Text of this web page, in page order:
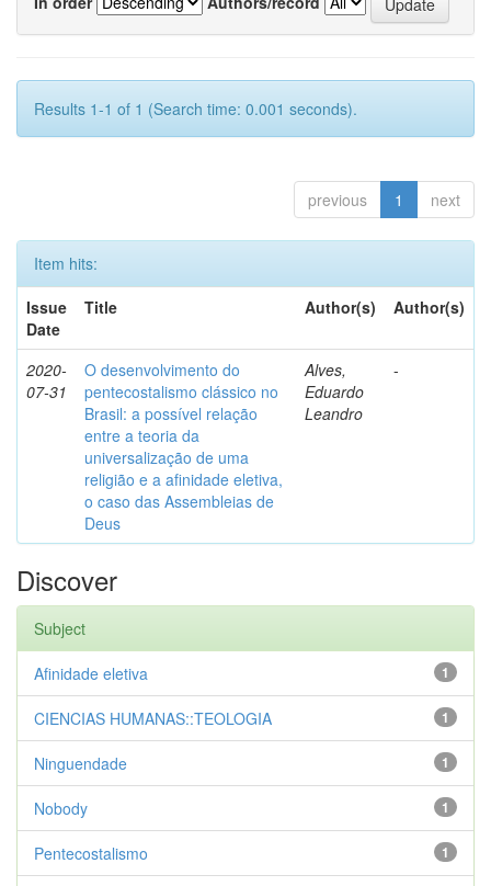
Results 1-1 of 1 (Search time: 0.001 seconds).
previous 1 next
Item hits:
Issue
Date
Title Author(s) Author(s)
2020-
07-31
O desenvolvimento do
pentecostalismo clássico no
Brasil: a possível relação
entre a teoria da
universalização de uma
religião e a afinidade eletiva,
o caso das Assembleias de
Deus
Alves,
Eduardo
Leandro
-
Discover
Subject
1
Afinidade eletiva
1
CIENCIAS HUMANAS::TEOLOGIA
1
Ninguendade
1
Nobody
1
Pentecostalismo